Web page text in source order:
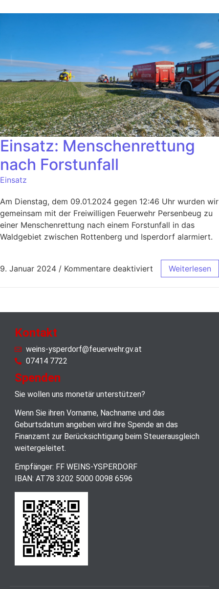
Einsatz: Menschenrettung
nach Forstunfall
Einsatz
Am Dienstag, dem 09.01.2024 gegen 12:46 Uhr wurden wir
gemeinsam mit der Freiwilligen Feuerwehr Persenbeug zu
einer Menschenrettung nach einem Forstunfall in das
Waldgebiet zwischen Rottenberg und Isperdorf alarmiert.
9. Januar 2024 / Kommentare deaktiviert Weiterlesen
Kontakt
weins-ysperdorf@feuerwehr.gv.at
07414 7722
Spenden
Sie wollen uns monetär unterstützen?
Wenn Sie ihren Vorname, Nachname und das
Geburtsdatum angeben wird ihre Spende an das
Finanzamt zur Berücksichtigung beim Steuerausgleich
weitergeleitet.
Empfänger: FF WEINS-YSPERDORF
IBAN: AT78 3202 5000 0098 6596